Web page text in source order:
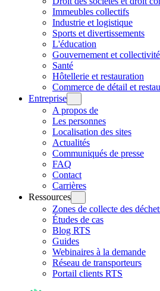
Immeubles collectifs
Industrie et logistique
Sports et divertissements
L'éducation
Gouvernement et
Santé
Hôtellerie et restauration
Commerce de détail et
Entreprise
A propos de
Les personnes
Localisation des sites
Actualités
Communiqués de presse
FAQ
Contact
Carrières
Ressources
Zones de collecte des
Études de cas
Blog RTS
Guides
Webinaires à la demande
Réseau de transporteurs
Portail clients RTS